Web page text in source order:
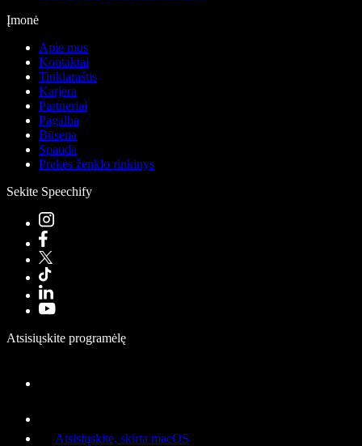
Įmonė
Apie mus
Kontaktai
Tinklaraštis
Karjera
Partneriai
Pagalba
Būsena
Spauda
Prekės ženklo rinkinys
Sekite Speechify
Atsisiųskite programėlę
Atsisiųskite, skirta macOS